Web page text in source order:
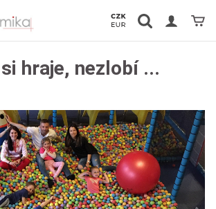
Vyhledávání Košík
hraje, nezlobí ...